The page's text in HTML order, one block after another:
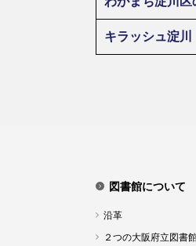
キラッシュ淀川
図書館について
沿革
２つの大阪府立図書